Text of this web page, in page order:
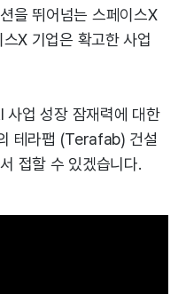
을 뛰어넘는 스페이스X
X 기업은 확고한 사업
사업 성장 잠재력에 대한
테라팹 (Terafab) 건설
접할 수 있겠습니다.